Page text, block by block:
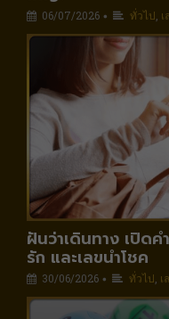
06/07/2026 • ทั่วไป,
ฝันว่าเดินทาง เปิดค
รัก และเลขนำโชค
30/06/2026 • ทั่วไป,